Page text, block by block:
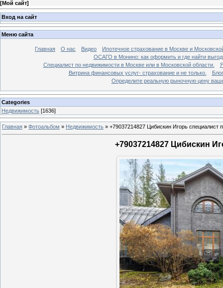
[Мой сайт]
Вход на сайт
Меню сайта
Главная О нас Видео
Ипотечное страхование в Москве и
ОСАГО в Монино: как оформить и где найти
Специалист по недвижимости в Москве или в Московской области.
Витрина финансовых услуг- страхование и не только.
Блог
Определите реальную рыночную цену
Categories
Недвижимость [1636]
Главная » Фотоальбом » Недвижимость » +79037214827 Цибискин Игорь специалист
+79037214827 Цибискин